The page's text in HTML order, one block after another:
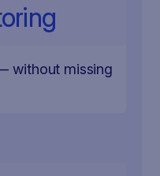
without missing